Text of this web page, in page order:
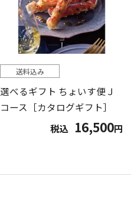
送料込み
選べるギフト ちょいす便Ｊ
コース［カタログギフト］
税込 16,500円